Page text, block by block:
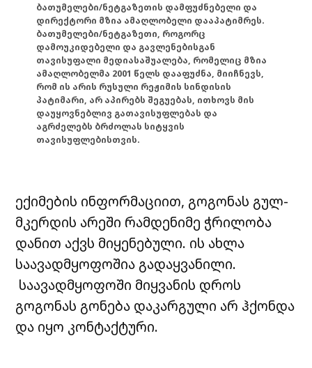
ბათუმელები/ნეტგაზეთის დამფუძნებელი და
დირექტორი მზია ამაღლობელი დააპატიმრეს.
ბათუმელები/ნეტგაზეთი, როგორც
დამოუკიდებელი და გავლენებისგან
თავისუფალი მედიასაშუალება, რომელიც მზია
ამაღლობელმა 2001 წელს დააფუძნა, მიიჩნევს,
რომ ის არის რუსული რეჟიმის სინდისის
პატიმარი, არ აპირებს შეგუებას, ითხოვს მის
დაუყოვნებლივ გათავისუფლებას და
აგრძელებს ბრძოლას სიტყვის
თავისუფლებისთვის.
ექიმების ინფორმაციით, გოგონას გულ-
მკერდის არეში რამდენიმე ჭრილობა
დანით აქვს მიყენებული. ის ახლა
საავადმყოფოშია გადაყვანილი.
საავადმყოფოში მიყვანის დროს
გოგონას გონება დაკარგული არ ჰქონდა
და იყო კონტაქტური.